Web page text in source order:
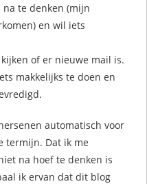
te denken (mijn
en wil iets
of er nieuwe mail is.
makkelijks te doen en
automatisch voor
termijn. Dat ik me
na hoef te denken is
ik ervan dat dit blog